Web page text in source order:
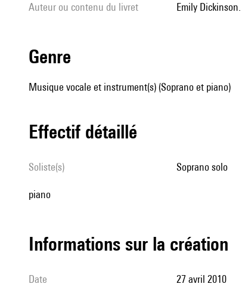
Auteur ou contenu du livret Emily Dickinson.
genre
Musique vocale et instrument(s) (Soprano et piano)
effectif détaillé
Soliste(s) soprano solo
piano
informations sur la création
date 27 avril 2010